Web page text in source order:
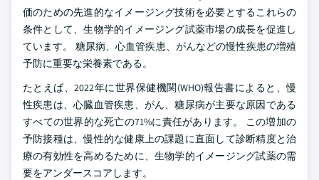
価のための先進的なイメージング技術を必要とするこれらの
条件として、生物学的イメージング試薬市場の成長を促進し
ています。 糖尿病、心血管疾患、がんなどの慢性疾患の増殖
予防に重要な栄養素である。
たとえば、2022年に世界保健機関(WHO)報告書によると、慢
性疾患は、心臓血管疾患、がん、糖尿病が主要な原因である
すべての世界的な死亡の71%に責任があります。 この増加の
予防接種は、慢性的な健康上の課題に直面して診断精度と治
療の有効性を高めるために、生物学的イメージング試薬の需
要をアンダースコアします。